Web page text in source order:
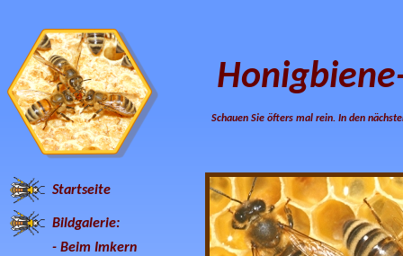
Schauen Sie öfters mal rein. In den
Startseite
Bildgalerie:
- Beim Imkern